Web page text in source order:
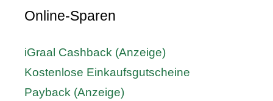
Online-Sparen
iGraal Cashback (Anzeige)
Kostenlose Einkaufsgutscheine
Payback (Anzeige)